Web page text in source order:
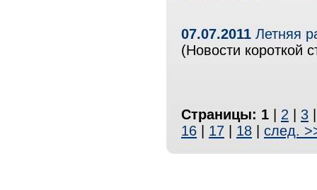
07.07.2011 Летняя
(Новости короткой
Страницы: 1 2 3
16
17 18 след.